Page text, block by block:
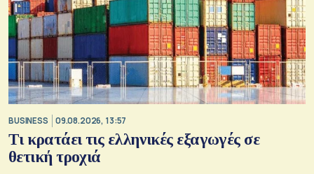
BUSINESS 09.08.2026, 13:57
Τι κρατάει τις ελληνικές εξαγωγές σε
θετική τροχιά